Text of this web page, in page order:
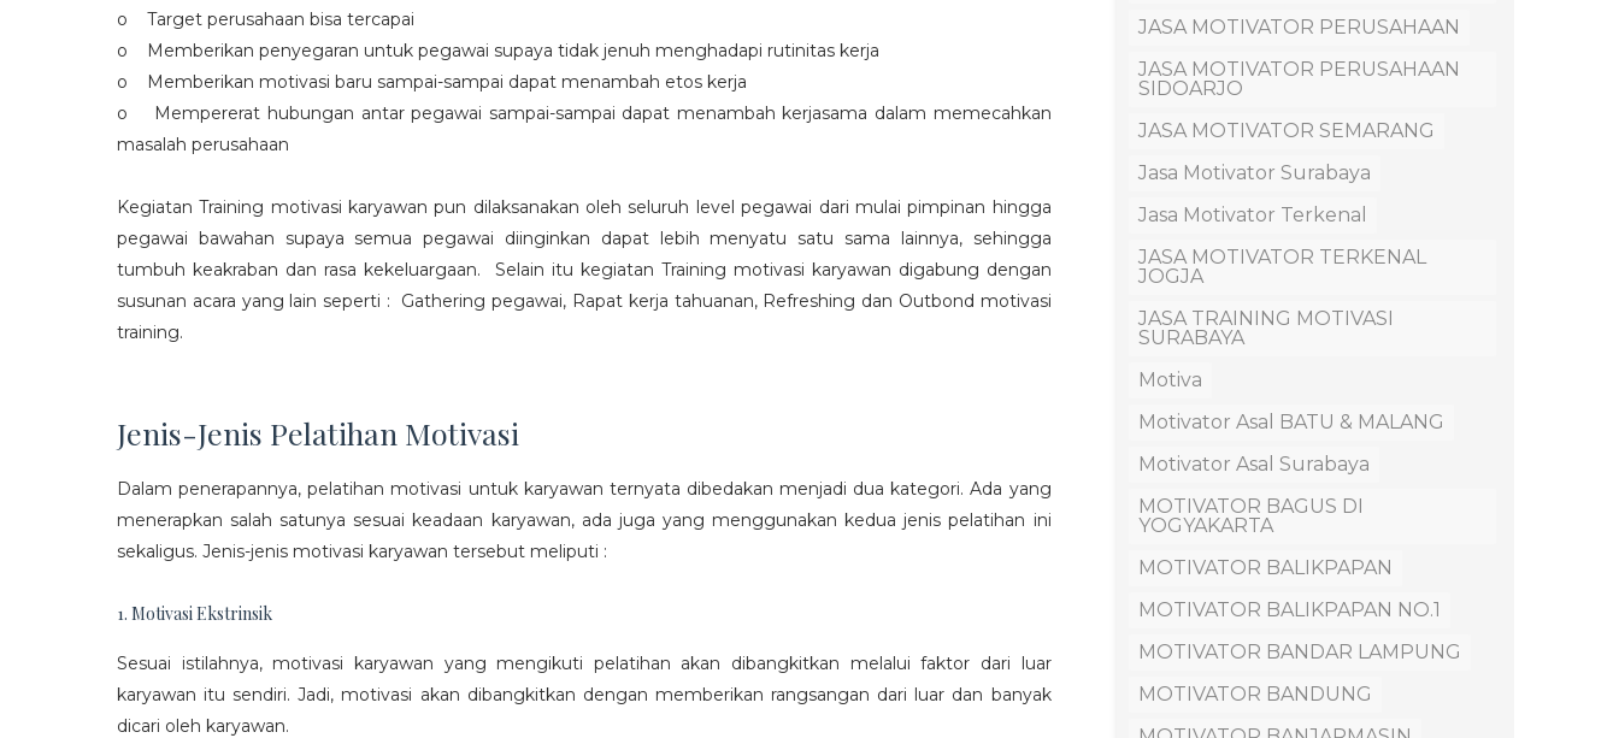
o Target perusahaan bisa tercapai
o Memberikan penyegaran untuk pegawai supaya tidak jenuh menghadapi rutinitas kerja
o Memberikan motivasi baru sampai-sampai dapat menambah etos kerja
o Mempererat hubungan antar pegawai sampai-sampai dapat menambah kerjasama dalam memecahkan
masalah perusahaan
Kegiatan Training motivasi karyawan pun dilaksanakan oleh seluruh level pegawai dari mulai pimpinan hingga
pegawai bawahan supaya semua pegawai diinginkan dapat lebih menyatu satu sama lainnya, sehingga
tumbuh keakraban dan rasa kekeluargaan. Selain itu kegiatan Training motivasi karyawan digabung dengan
susunan acara yang lain seperti : Gathering pegawai, Rapat kerja tahuanan, Refreshing dan Outbond motivasi
training.
Jenis-Jenis Pelatihan Motivasi
Dalam penerapannya, pelatihan motivasi untuk karyawan ternyata dibedakan menjadi dua kategori. Ada yang
menerapkan salah satunya sesuai keadaan karyawan, ada juga yang menggunakan kedua jenis pelatihan ini
sekaligus. Jenis-jenis motivasi karyawan tersebut meliputi :
1. Motivasi Ekstrinsik
Sesuai istilahnya, motivasi karyawan yang mengikuti pelatihan akan dibangkitkan melalui faktor dari luar
karyawan itu sendiri. Jadi, motivasi akan dibangkitkan dengan memberikan rangsangan dari luar dan banyak
dicari oleh karyawan.
JASA MOTIVATOR PERUSAHAAN
JASA MOTIVATOR PERUSAHAAN
SIDOARJO
JASA MOTIVATOR SEMARANG
Jasa Motivator Surabaya
Jasa Motivator Terkenal
JASA MOTIVATOR TERKENAL
JOGJA
JASA TRAINING MOTIVASI
SURABAYA
Motiva
Motivator Asal BATU & MALANG
Motivator Asal Surabaya
MOTIVATOR BAGUS DI
YOGYAKARTA
MOTIVATOR BALIKPAPAN
MOTIVATOR BALIKPAPAN NO.1
MOTIVATOR BANDAR LAMPUNG
MOTIVATOR BANDUNG